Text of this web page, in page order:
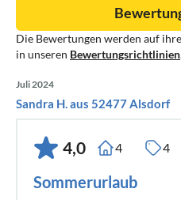
Die Bewertungen werden auf
in unseren Bewertungsrichtlinien
Juli 2024
Sandra H. aus 52477 Alsdorf
4,0 4 4
Sommerurlaub